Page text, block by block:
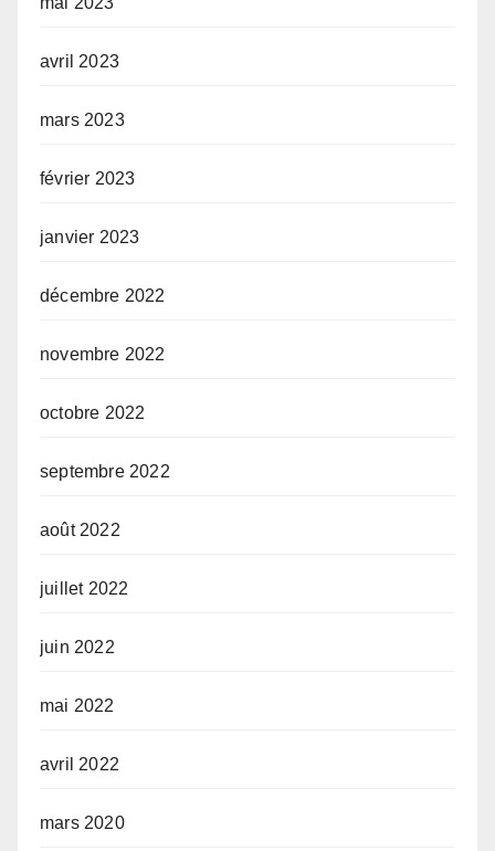
avril 2023
mars 2023
février 2023
janvier 2023
décembre 2022
novembre 2022
octobre 2022
septembre 2022
août 2022
juillet 2022
juin 2022
mai 2022
avril 2022
mars 2020